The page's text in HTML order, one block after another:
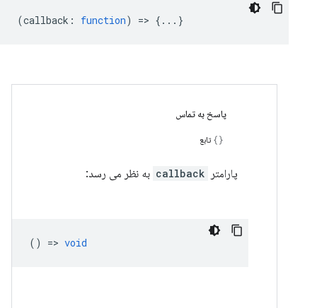
(callback : function) => {...}
پاسخ به تماس
تابع
پارامتر callback به نظر می رسد:
() => void